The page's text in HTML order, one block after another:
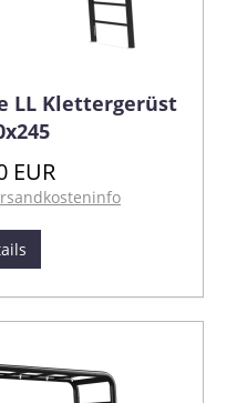
LL Klettergerüst
EUR